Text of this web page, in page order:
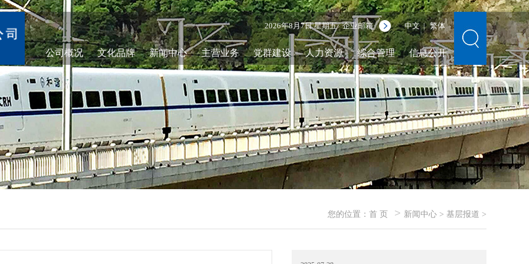
2026年8月7日 星期五企业邮箱 中文 | 繁体
公司概况 文化品牌 新闻中心 主营业务 党群建设 人力资源 综合管理 信息公开
您的位置： 首 页 > 新闻中心 > 基层报道 >